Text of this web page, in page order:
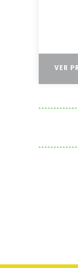
VER